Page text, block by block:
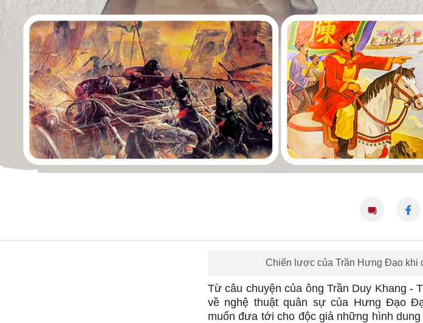
Chiến lược của Trần Hưng Đạo khi
Từ câu chuyện của ông Trần Duy Khang -
về nghệ thuật quân sự của Hưng Đạo
muốn đưa tới cho độc giả những hình